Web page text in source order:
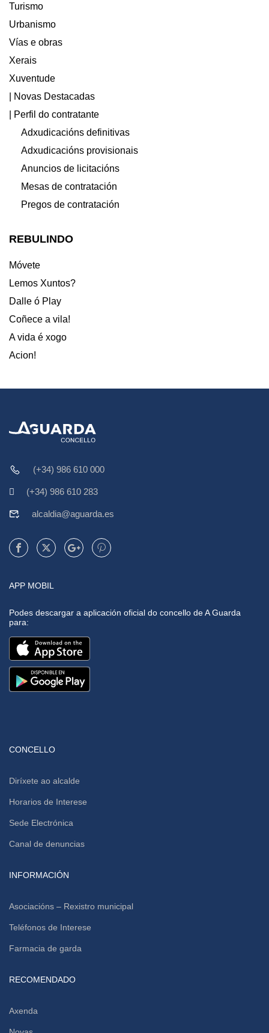
Turismo
Urbanismo
Vías e obras
Xerais
Xuventude
| Novas Destacadas
| Perfil do contratante
Adxudicacións definitivas
Adxudicacións provisionais
Anuncios de licitacións
Mesas de contratación
Pregos de contratación
REBULINDO
Móvete
Lemos Xuntos?
Dalle ó Play
Coñece a vila!
A vida é xogo
Acion!
(+34) 986 610 000
(+34) 986 610 283
alcaldia@aguarda.es
APP MOBIL
Podes descargar a aplicación oficial do concello de A Guarda
para:
CONCELLO
Diríxete ao alcalde
Horarios de Interese
Sede Electrónica
Canal de denuncias
INFORMACIÓN
Asociacións – Rexistro municipal
Teléfonos de Interese
Farmacia de garda
RECOMENDADO
Axenda